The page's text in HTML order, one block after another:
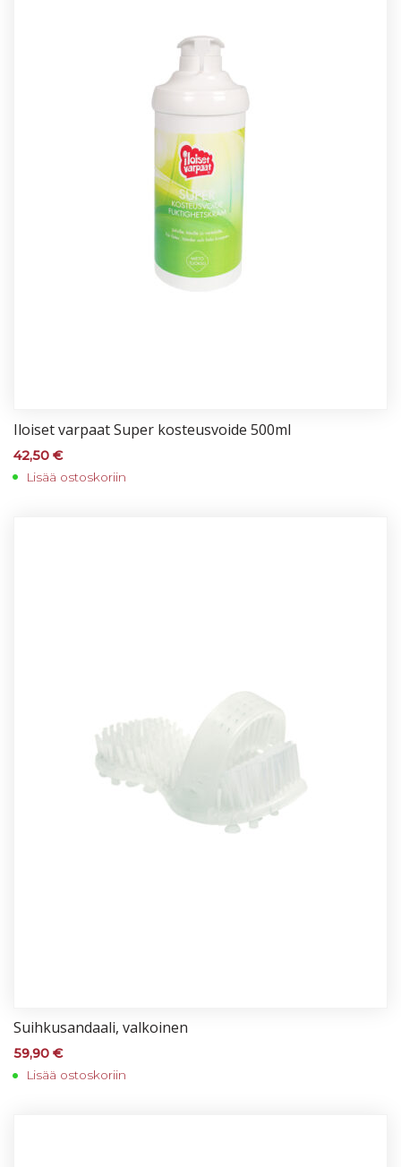
Iloi­set var­paat Su­per kos­teus­voi­de 500ml
42,50 €
Lisää ostoskoriin
Suih­ku­san­daa­li, val­koi­nen
59,90 €
Lisää ostoskoriin